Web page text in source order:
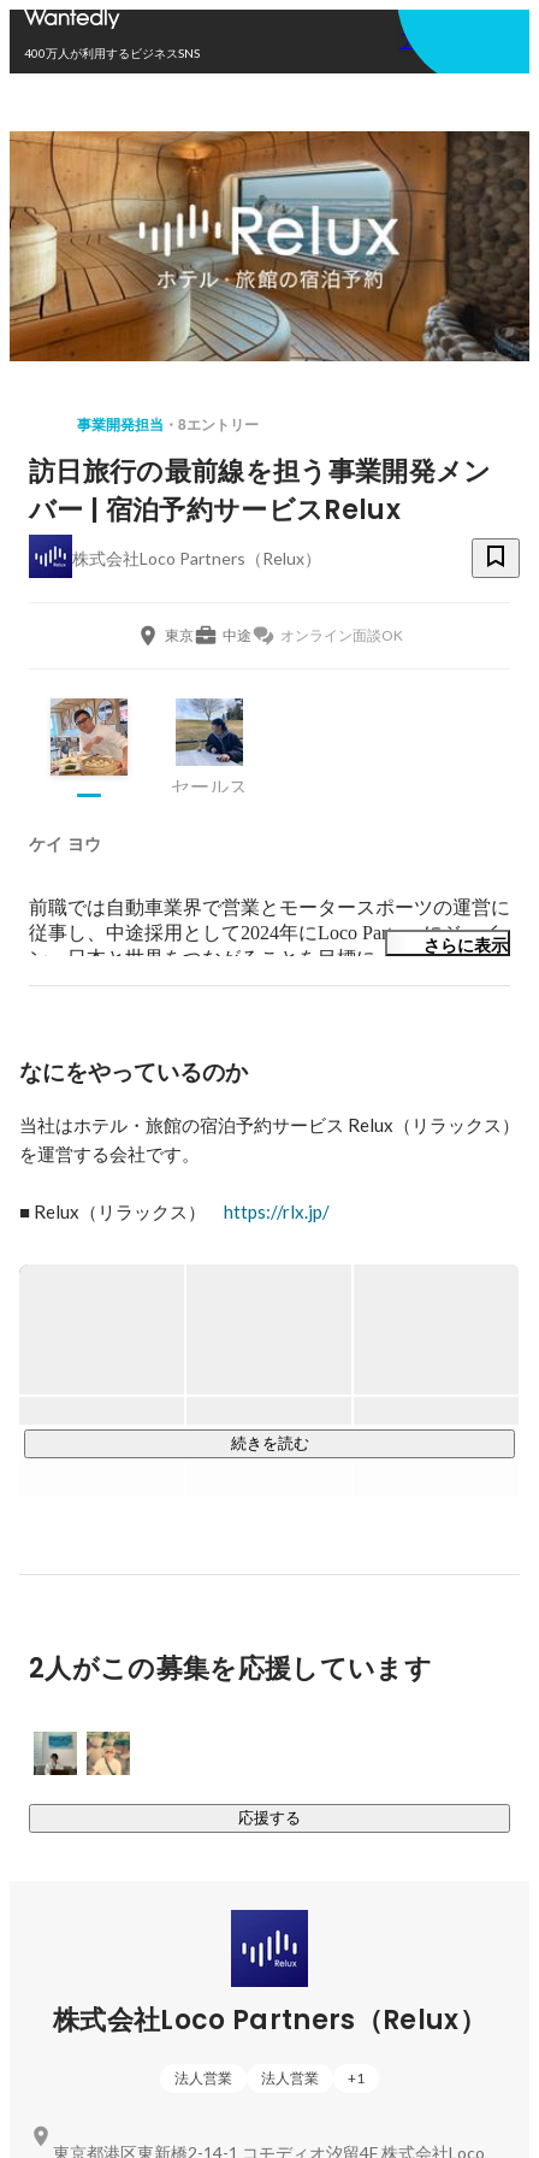
400万人が利用するビジネスSNS
アプリを使う
事業開発担当 8エントリー
訪日旅行の最前線を担う事業開発メン
バー | 宿泊予約サービスRelux
株式会社Loco Partners（Relux）
東京 中途 オンライン面談OK
セールス
ケイ ヨウ
前職では自動車業界で営業とモータースポーツの運営に
従事し、中途採用として2024年にLoco Partnersにジョイ
ン。日本と世界をつながることを目標に、事業開発Gの
一員として日々頑張っています。
さらに表示
なにをやっているのか
当社はホテル・旅館の宿泊予約サービス Relux（リラックス）
を運営する会社です。
■ Relux（リラックス） https://rlx.jp/
Reluxは、特別な旅行体験を提供する宿泊予約サービスです。
続きを読む
2人がこの募集を応援しています
応援する
株式会社Loco Partners（Relux）
法人営業 法人営業 +1
東京都港区東新橋2-14-1 コモディオ汐留4F 株式会社Loco